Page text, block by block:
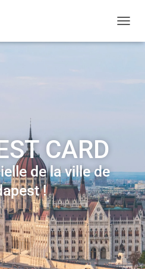
É
G
A
T
I
O
N
CARD
de la ville de
!